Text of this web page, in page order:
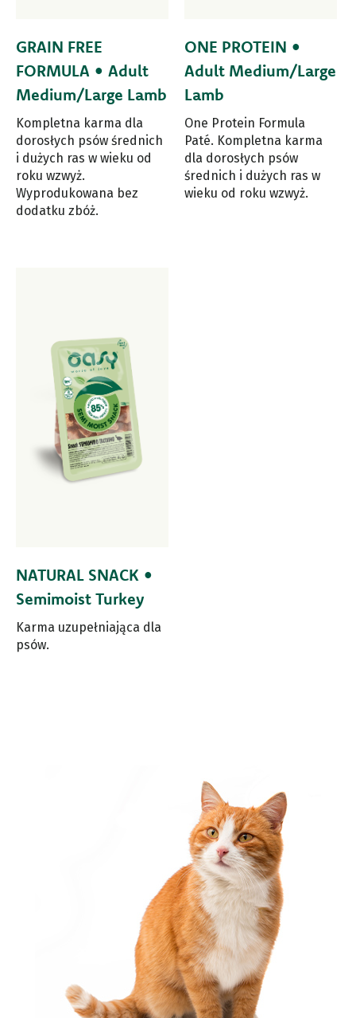
GRAIN FREE
FORMULA • Adult
Medium/Large Lamb
Kompletna karma dla
dorosłych psów średnich
i dużych ras w wieku od
roku wzwyż.
Wyprodukowana bez
dodatku zbóż.
ONE PROTEIN •
Adult Medium/Large
Lamb
One Protein Formula
Paté. Kompletna karma
dla dorosłych psów
średnich i dużych ras w
wieku od roku wzwyż.
NATURAL SNACK •
Semimoist Turkey
Karma uzupełniająca dla
psów.